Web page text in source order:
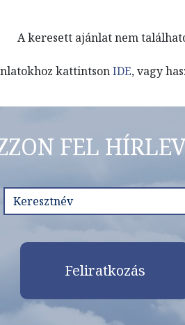
A keresett ajánlat nem
kattintsonIDE, vagy
FEL
Feliratkozás